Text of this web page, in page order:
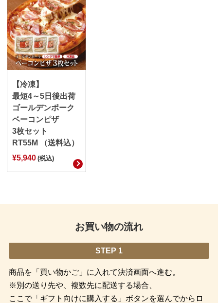
【冷凍】
最短4～5日後出荷
ゴールデンポーク
ベーコンピザ
3枚セット
RT55M （送料込）
¥5,940 (税込)
お買い物の流れ
STEP 1
商品を「買い物かご」に入れて決済画面へ進む。
※別の送り先や、複数先に配送する場合、
ここで「ギフト向けに購入する」ボタンを選んでからロ